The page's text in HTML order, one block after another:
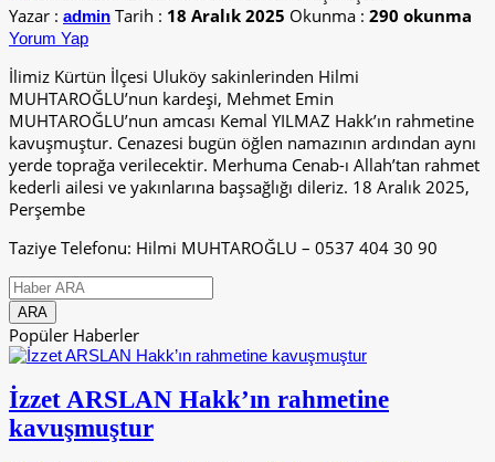
Yazar : admin Tarih : 18 Aralık 2025 Okunma : 290 okunma
Yorum Yap
İlimiz Kürtün İlçesi Uluköy sakinlerinden Hilmi
MUHTAROĞLU’nun kardeşi, Mehmet Emin
MUHTAROĞLU’nun amcası Kemal YILMAZ Hakk’ın rahmetine
kavuşmuştur. Cenazesi bugün öğlen namazının ardından aynı
yerde toprağa verilecektir. Merhuma Cenab-ı Allah’tan rahmet
kederli ailesi ve yakınlarına başsağlığı dileriz. 18 Aralık 2025,
Perşembe
Taziye Telefonu: Hilmi MUHTAROĞLU – 0537 404 30 90
Popüler Haberler
İzzet ARSLAN Hakk’ın rahmetine
kavuşmuştur